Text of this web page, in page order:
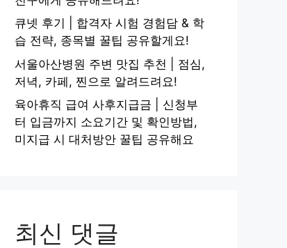
큐넷 후기 | 합격자 시험 경험담 & 학
습 전략, 종목별 꿀팁 공유할게요!
서울아산병원 주변 맛집 추천 | 점심,
저녁, 카페, 찐으로 알려드려요!
육아휴직 급여 사후지급금 | 신청부
터 입금까지 소요기간 및 확인방법,
미지급 시 대처방안 꿀팁 공유해요
최신 댓글